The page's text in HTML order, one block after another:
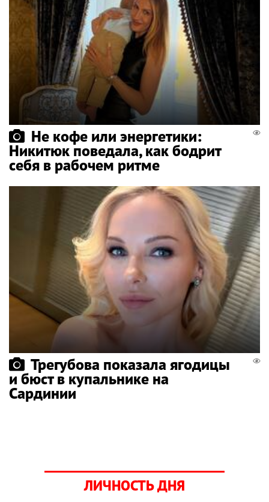
Не кофе или энергетики:
Никитюк поведала, как бодрит
себя в рабочем ритме
Трегубова показала ягодицы
и бюст в купальнике на
Сардинии
ЛИЧНОСТЬ ДНЯ